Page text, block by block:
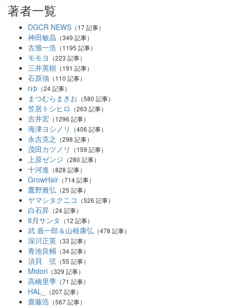
著者一覧
DGCR NEWS （17 記事）
神田敏晶 （349 記事）
古籏一浩 （1195 記事）
モモヨ （223 記事）
三井英樹 （191 記事）
石原強 （110 記事）
rゆ （24 記事）
まつむらまきお （580 記事）
笠居トシヒロ （263 記事）
吉井宏 （1296 記事）
海津ヨシノリ （406 記事）
永吉克之 （298 記事）
茂田カツノリ （159 記事）
上原ゼンジ （280 記事）
十河進 （828 記事）
GrowHair （714 記事）
鷹野雅弘 （25 記事）
ヤマシタクニコ （526 記事）
白石昇 （24 記事）
8月サンタ （12 記事）
武 盾一郎＆山根康弘 （478 記事）
深川正英 （33 記事）
青池良輔 （34 記事）
須貝 弦 （55 記事）
Midori （329 記事）
高橋里季 （71 記事）
HAL_ （207 記事）
齋藤浩 （567 記事）